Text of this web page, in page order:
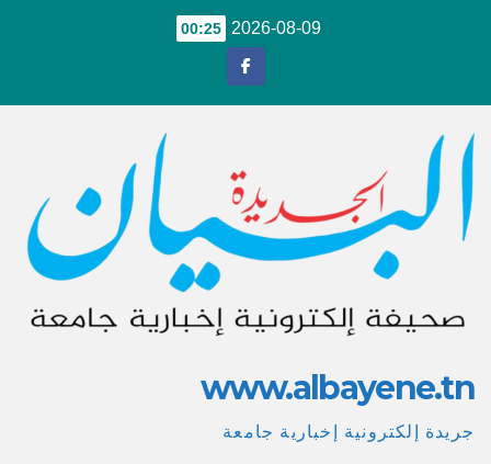
2026-08-09
00:25
www.albayene.tn
جريدة إلكترونية إخبارية جامعة